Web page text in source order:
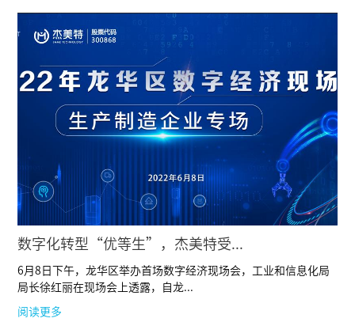
数字化转型“优等生”，杰美特受...
6月8日下午，龙华区举办首场数字经济现场会，工业和信息化局
局长徐红丽在现场会上透露，自龙...
阅读更多